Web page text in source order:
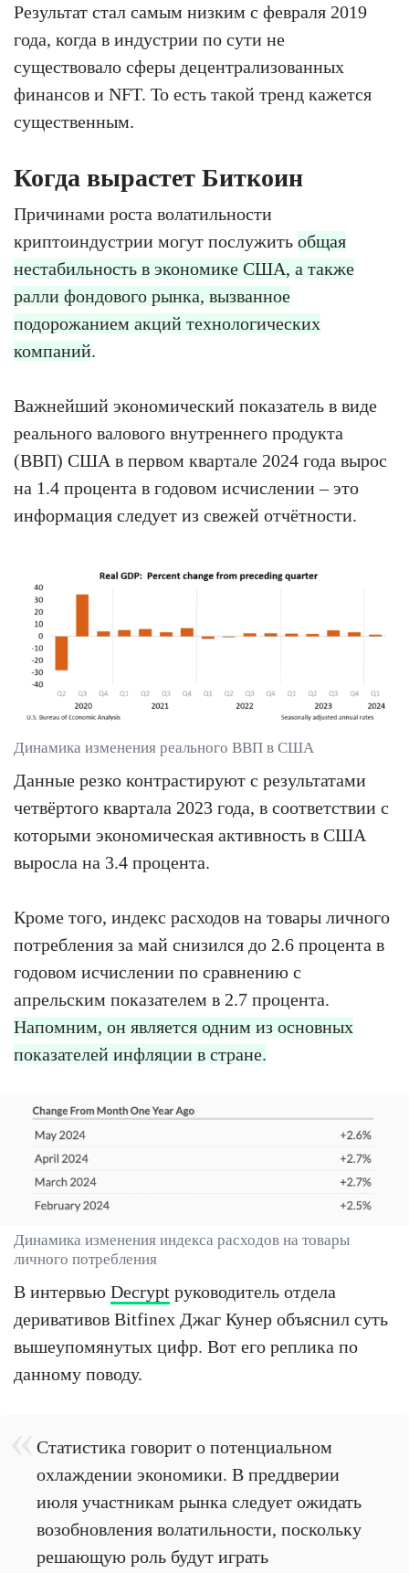
Результат стал самым низким с февраля 2019
года, когда в индустрии по сути не
существовало сферы децентрализованных
финансов и NFT. То есть такой тренд кажется
существенным.
Когда вырастет Биткоин
Причинами роста волатильности
криптоиндустрии могут послужить общая
нестабильность в экономике США, а также
ралли фондового рынка, вызванное
подорожанием акций технологических
компаний.
Важнейший экономический показатель в виде
реального валового внутреннего продукта
(ВВП) США в первом квартале 2024 года вырос
на 1.4 процента в годовом исчислении – это
информация следует из свежей отчётности.
Динамика изменения реального ВВП в США
Данные резко контрастируют с результатами
четвёртого квартала 2023 года, в соответствии с
которыми экономическая активность в США
выросла на 3.4 процента.
Кроме того, индекс расходов на товары личного
потребления за май снизился до 2.6 процента в
годовом исчислении по сравнению с
апрельским показателем в 2.7 процента.
Напомним, он является одним из основных
показателей инфляции в стране.
Динамика изменения индекса расходов на товары
личного потребления
В интервью Decrypt руководитель отдела
деривативов Bitfinex Джаг Кунер объяснил суть
вышеупомянутых цифр. Вот его реплика по
данному поводу.
Статистика говорит о потенциальном
охлаждении экономики. В преддверии
июля участникам рынка следует ожидать
возобновления волатильности, поскольку
решающую роль будут играть